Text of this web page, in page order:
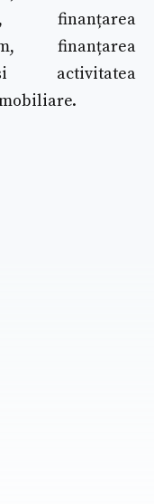
finanțarea
finanțarea
activitatea